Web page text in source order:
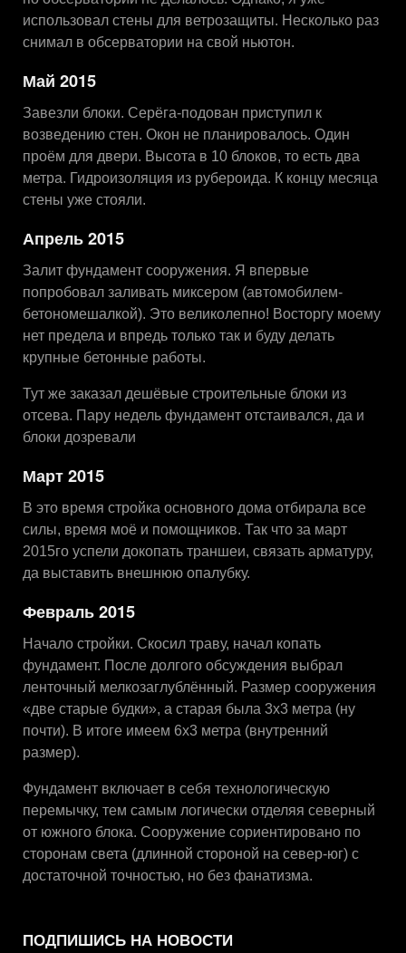
использовал стены для ветрозащиты. Несколько раз
снимал в обсерватории на свой ньютон.
Май 2015
Завезли блоки. Серёга-подован приступил к
возведению стен. Окон не планировалось. Один
проём для двери. Высота в 10 блоков, то есть два
метра. Гидроизоляция из рубероида. К концу месяца
стены уже стояли.
Апрель 2015
Залит фундамент сооружения. Я впервые
попробовал заливать миксером (автомобилем-
бетономешалкой). Это великолепно! Восторгу моему
нет предела и впредь только так и буду делать
крупные бетонные работы.
Тут же заказал дешёвые строительные блоки из
отсева. Пару недель фундамент отстаивался, да и
блоки дозревали
Март 2015
В это время стройка основного дома отбирала все
силы, время моё и помощников. Так что за март
2015го успели докопать траншеи, связать арматуру,
да выставить внешнюю опалубку.
Февраль 2015
Начало стройки. Скосил траву, начал копать
фундамент. После долгого обсуждения выбрал
ленточный мелкозаглублённый. Размер сооружения
«две старые будки», а старая была 3х3 метра (ну
почти). В итоге имеем 6х3 метра (внутренний
размер).
Фундамент включает в себя технологическую
перемычку, тем самым логически отделяя северный
от южного блока. Сооружение сориентировано по
сторонам света (длинной стороной на север-юг) с
достаточной точностью, но без фанатизма.
ПОДПИШИСЬ НА НОВОСТИ